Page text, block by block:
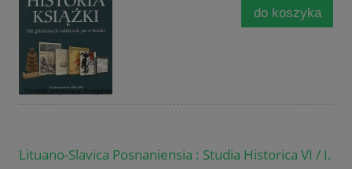
do koszyka
Lituano-Slavica Posnaniensia : Studia Historica VI / I.